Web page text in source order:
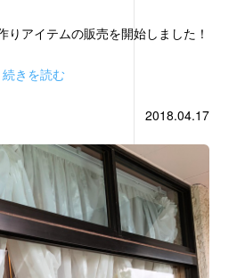
りアイテムの販売を開始しました！
続きを読む
2018.04.17